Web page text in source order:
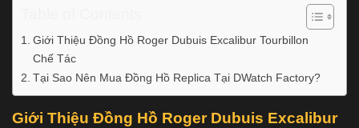
Giới Thiệu Đồng Hồ Roger Dubuis Excalibur Tourbillon
Chế Tác
Tại Sao Nên Mua Đồng Hồ Replica Tại DWatch Factory?
Giới Thiệu Đồng Hồ Roger Dubuis Excalibur